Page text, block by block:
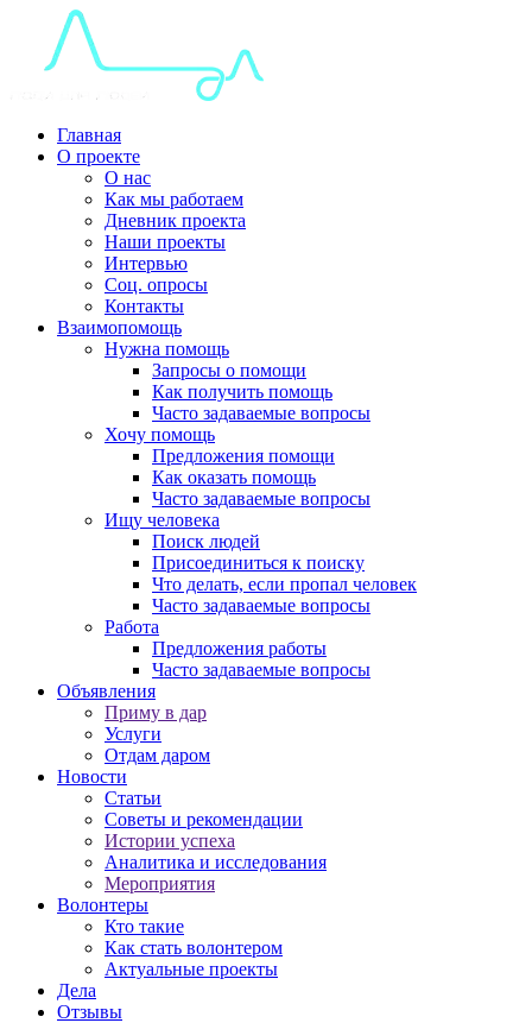
Главная
О проекте
О нас
Как мы работаем
Дневник проекта
Наши проекты
Интервью
Соц. опросы
Контакты
Взаимопомощь
Нужна помощь
Запросы о помощи
Как получить помощь
Часто задаваемые вопросы
Хочу помощь
Предложения помощи
Как оказать помощь
Часто задаваемые вопросы
Ищу человека
Поиск людей
Присоединиться к поиску
Что делать, если пропал человек
Часто задаваемые вопросы
Работа
Предложения работы
Часто задаваемые вопросы
Объявления
Приму в дар
Услуги
Отдам даром
Новости
Статьи
Советы и рекомендации
Истории успеха
Аналитика и исследования
Мероприятия
Волонтеры
Кто такие
Как стать волонтером
Актуальные проекты
Дела
Отзывы